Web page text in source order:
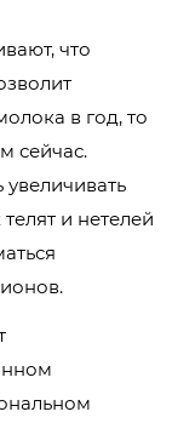
что
в год, то
сейчас.
и нетелей